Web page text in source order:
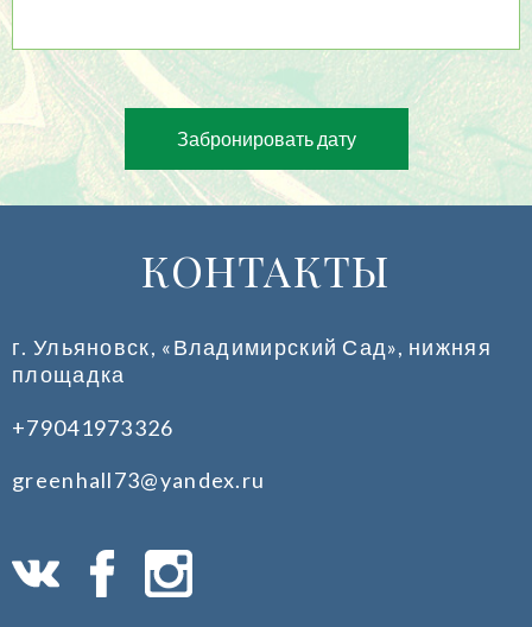
Забронировать дату
КОНТАКТЫ
г. Ульяновск, «Владимирский Сад», нижняя
площадка
+79041973326
greenhall73@yandex.ru